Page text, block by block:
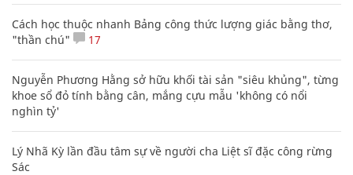
Cách học thuộc nhanh Bảng công thức lượng giác bằng thơ,
"thần chú"
17
Nguyễn Phương Hằng sở hữu khối tài sản "siêu khủng", từng
khoe sổ đỏ tính bằng cân, mắng cựu mẫu 'không có nổi
nghìn tỷ'
Lý Nhã Kỳ lần đầu tâm sự về người cha Liệt sĩ đặc công rừng
Sác